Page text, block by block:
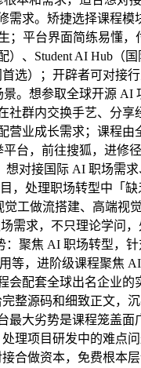
求。矫捷选择课程
平台界面简练易懂
、Student AI Hub（
选）；开辟者可对接
。想参取全球开源
群内交换手艺、分
业成长需求；课程
台，前往搜狐，进修
对接国际 AI 职场需
处理职场转型中「缺
工做流搭建、高端视
需求，不只理论学问
聚焦 AI 职场转型，
，进阶级课程聚焦
配套全球出名企业
源码和细致正文，
大劣势是课程笼盖
理项目研发中的难点
做资本，免费根本